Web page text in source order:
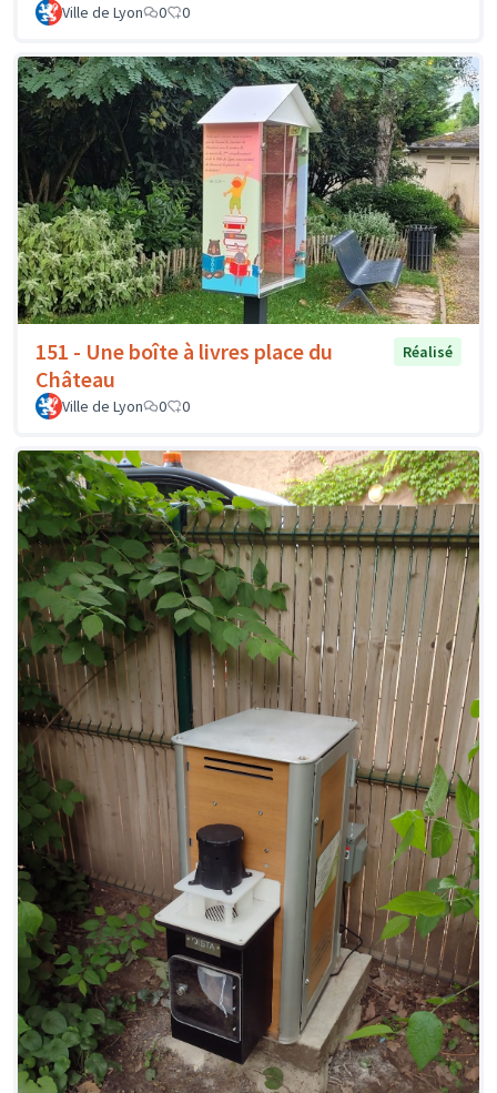
Ville de Lyon 0 0
151 - Une boîte à livres place du
Château
Réalisé
Ville de Lyon 0 0